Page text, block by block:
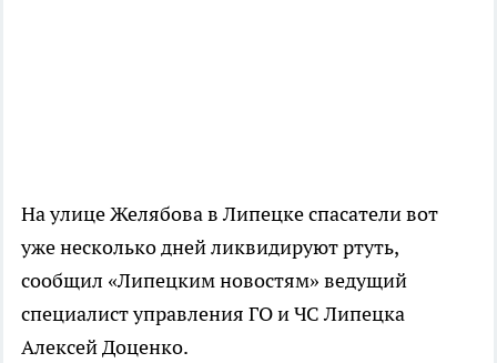
На улице Желябова в Липецке спасатели вот
уже несколько дней ликвидируют ртуть,
сообщил «Липецким новостям» ведущий
специалист управления ГО и ЧС Липецка
Алексей Доценко.